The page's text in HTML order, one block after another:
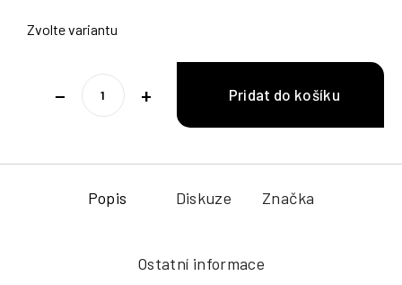
Zvolte variantu
+
−
Popis Diskuze Značka
Ostatní informace